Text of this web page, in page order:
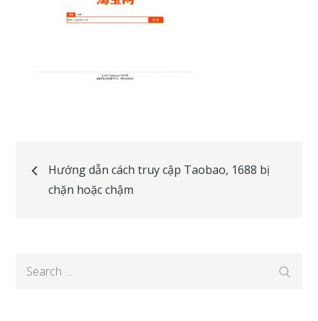
Post
Hướng dẫn cách truy cập Taobao, 1688 bị
chặn hoặc chậm
Search